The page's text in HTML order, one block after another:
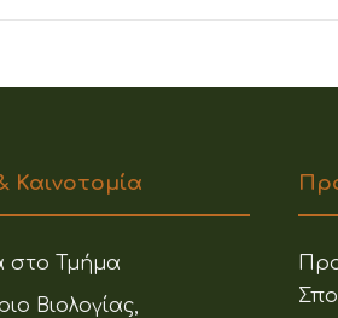
Καινοτομία
στο Τμήμα
Βιολογίας,